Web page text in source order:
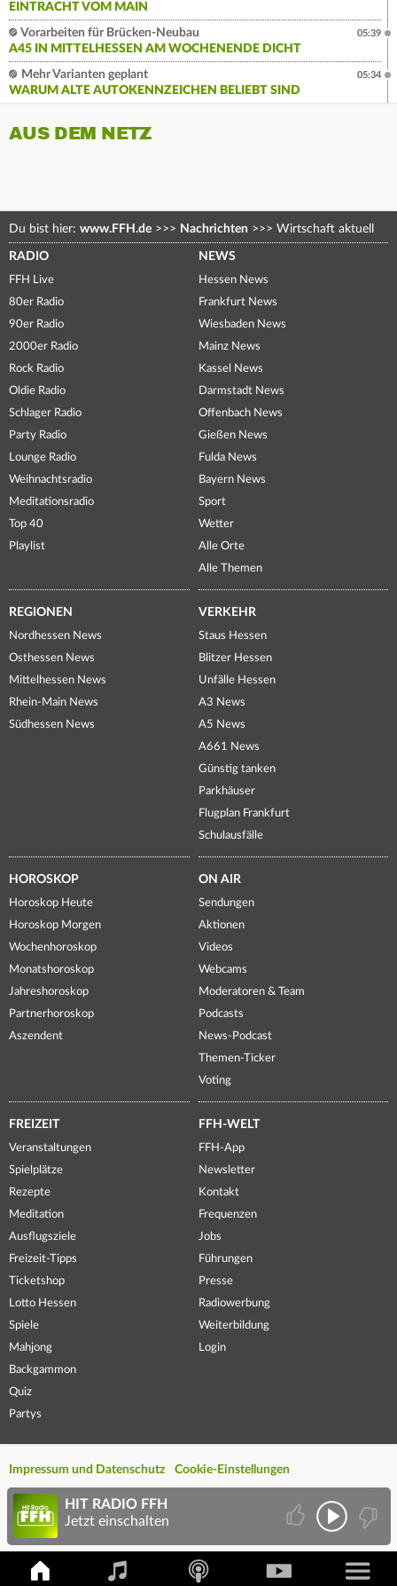
EINTRACHT VOM MAIN
Vorarbeiten für Brücken-Neubau
A45 IN MITTELHESSEN AM WOCHENENDE DICHT
05:39
Mehr Varianten geplant
WARUM ALTE AUTOKENNZEICHEN BELIEBT SIND
05:34
AUS DEM NETZ
Du bist hier: www.FFH.de >>> Nachrichten >>> Wirtschaft aktuell
RADIO
FFH Live
80er Radio
90er Radio
2000er Radio
Rock Radio
Oldie Radio
Schlager Radio
Party Radio
Lounge Radio
Weihnachtsradio
Meditationsradio
Top 40
Playlist
NEWS
Hessen News
Frankfurt News
Wiesbaden News
Mainz News
Kassel News
Darmstadt News
Offenbach News
Gießen News
Fulda News
Bayern News
Sport
Wetter
Alle Orte
Alle Themen
REGIONEN
Nordhessen News
Osthessen News
Mittelhessen News
Rhein-Main News
Südhessen News
VERKEHR
Staus Hessen
Blitzer Hessen
Unfälle Hessen
A3 News
A5 News
A661 News
Günstig tanken
Parkhäuser
Flugplan Frankfurt
Schulausfälle
HOROSKOP
Horoskop Heute
Horoskop Morgen
Wochenhoroskop
Monatshoroskop
Jahreshoroskop
Partnerhoroskop
Aszendent
ON AIR
Sendungen
Aktionen
Videos
Webcams
Moderatoren & Team
Podcasts
News-Podcast
Themen-Ticker
Voting
FREIZEIT
Veranstaltungen
Spielplätze
Rezepte
Meditation
Ausflugsziele
Freizeit-Tipps
Ticketshop
Lotto Hessen
Spiele
Mahjong
Backgammon
Quiz
Partys
FFH-WELT
FFH-App
Newsletter
Kontakt
Frequenzen
Jobs
Führungen
Presse
Radiowerbung
Weiterbildung
Login
Impressum und Datenschutz Cookie-Einstellungen
HIT RADIO FFH
Jetzt einschalten